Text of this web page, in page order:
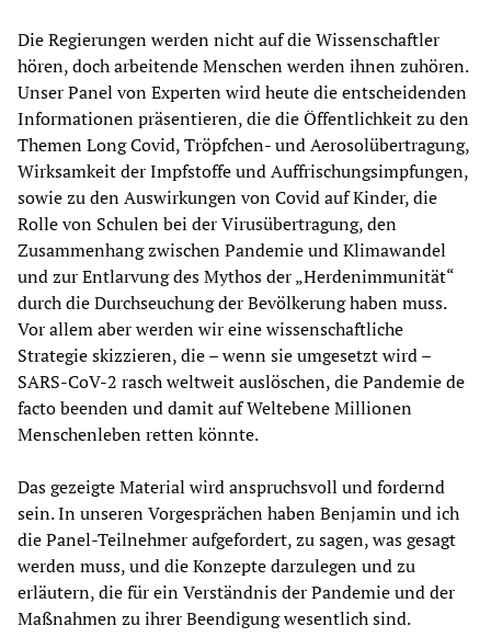
Die Regierungen werden nicht auf die Wissenschaftler
hören, doch arbeitende Menschen werden ihnen zuhören.
Unser Panel von Experten wird heute die entscheidenden
Informationen präsentieren, die die Öffentlichkeit zu den
Themen Long Covid, Tröpfchen- und Aerosolübertragung,
Wirksamkeit der Impfstoffe und Auffrischungsimpfungen,
sowie zu den Auswirkungen von Covid auf Kinder, die
Rolle von Schulen bei der Virusübertragung, den
Zusammenhang zwischen Pandemie und Klimawandel
und zur Entlarvung des Mythos der „Herdenimmunität“
durch die Durchseuchung der Bevölkerung haben muss.
Vor allem aber werden wir eine wissenschaftliche
Strategie skizzieren, die – wenn sie umgesetzt wird –
SARS-CoV-2 rasch weltweit auslöschen, die Pandemie de
facto beenden und damit auf Weltebene Millionen
Menschenleben retten könnte.
Das gezeigte Material wird anspruchsvoll und fordernd
sein. In unseren Vorgesprächen haben Benjamin und ich
die Panel-Teilnehmer aufgefordert, zu sagen, was gesagt
werden muss, und die Konzepte darzulegen und zu
erläutern, die für ein Verständnis der Pandemie und der
Maßnahmen zu ihrer Beendigung wesentlich sind.